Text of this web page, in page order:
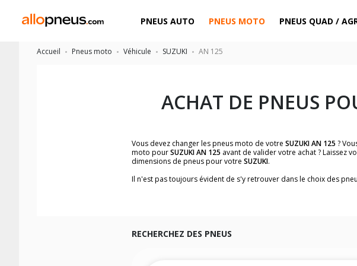
PNEUS AUTO PNEUS MOTO PNEUS QUAD /
Accueil Pneus moto Véhicule SUZUKI AN 125
ACHAT DE PNEUS
Vous devez changer les pneus moto de votre SUZUKI AN 125 ?
moto pourSUZUKI AN 125 avant de valider votre achat ? Laissez
dimensions de pneus pour votre SUZUKI.
Il n'est pas toujours évident de s'y retrouver dans le choix des
Vous ne savez pas comment trouver les dimensions de vos
facilement.
RECHERCHEZ DES PNEUS